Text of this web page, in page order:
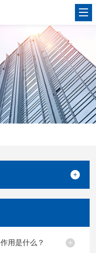
用是什么？